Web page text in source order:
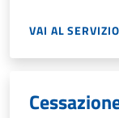
VAI AL SERVIZIO